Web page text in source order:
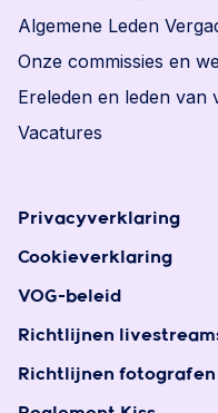
Algemene Leden
Onze commissies en
Ereleden en leden van
Vacatures
Privacyverklaring
Cookieverklaring
VOG-beleid
Richtlijnen
Richtlijnen fotografen